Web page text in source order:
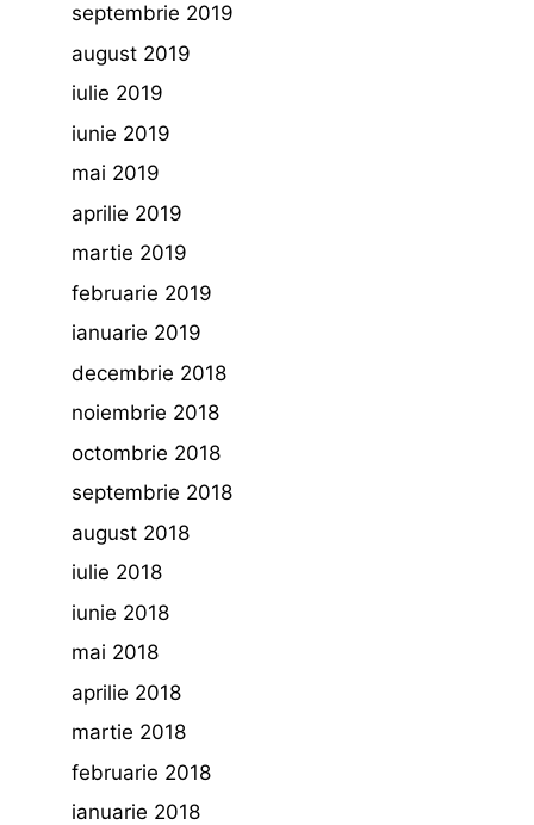
septembrie 2019
august 2019
iulie 2019
iunie 2019
mai 2019
aprilie 2019
martie 2019
februarie 2019
ianuarie 2019
decembrie 2018
noiembrie 2018
octombrie 2018
septembrie 2018
august 2018
iulie 2018
iunie 2018
mai 2018
aprilie 2018
martie 2018
februarie 2018
ianuarie 2018